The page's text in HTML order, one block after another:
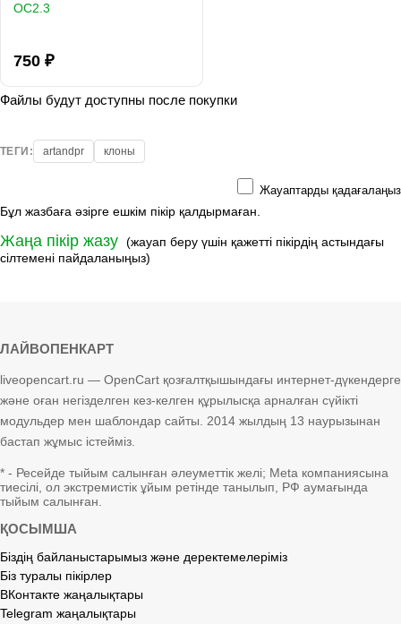
OC2.3
750 ₽
Файлы будут доступны после покупки
ТЕГИ: artandpr клоны
Жауаптарды қадағалаңыз
Бұл жазбаға әзірге ешкім пікір қалдырмаған.
Жаңа пікір жазу (жауап беру үшін қажетті пікірдің астындағы
сілтемені пайдаланыңыз)
ЛАЙВОПЕНКАРТ
liveopencart.ru — OpenCart қозғалтқышындағы интернет-дүкендерге
және оған негізделген кез-келген құрылысқа арналған сүйікті
модульдер мен шаблондар сайты. 2014 жылдың 13 наурызынан
бастап жұмыс істейміз.
* - Ресейде тыйым салынған әлеуметтік желі; Meta компаниясына
тиесілі, ол экстремистік ұйым ретінде танылып, РФ аумағында
тыйым салынған.
ҚОСЫМША
Біздің байланыстарымыз және деректемелеріміз
Біз туралы пікірлер
ВКонтакте жаңалықтары
Telegram жаңалықтары